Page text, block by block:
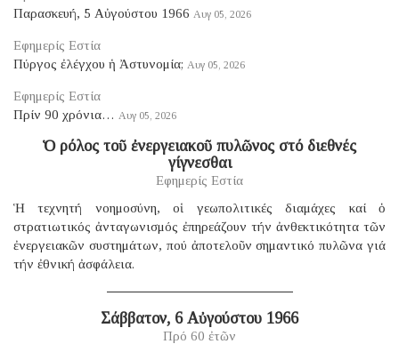
Παρασκευή, 5 Αὐγούστου 1966 Αυγ 05, 2026
Εφημερίς Εστία
Πύργος ἐλέγχου ἡ Ἀστυνομία; Αυγ 05, 2026
Εφημερίς Εστία
Πρίν 90 χρόνια… Αυγ 05, 2026
Ὁ ρόλος τοῦ ἐνεργειακοῦ πυλῶνος στό διεθνές
γίγνεσθαι
Εφημερίς Εστία
Ἡ τεχνητή νοημοσύνη, οἱ γεωπολιτικές διαμάχες καί ὁ
στρατιωτικός ἀνταγωνισμός ἐπηρεάζουν τήν ἀνθεκτικότητα τῶν
ἐνεργειακῶν συστημάτων, πού ἀποτελοῦν σημαντικό πυλῶνα γιά
τήν ἐθνική ἀσφάλεια.
Σάββατον, 6 Αὐγούστου 1966
Πρό 60 ἐτῶν